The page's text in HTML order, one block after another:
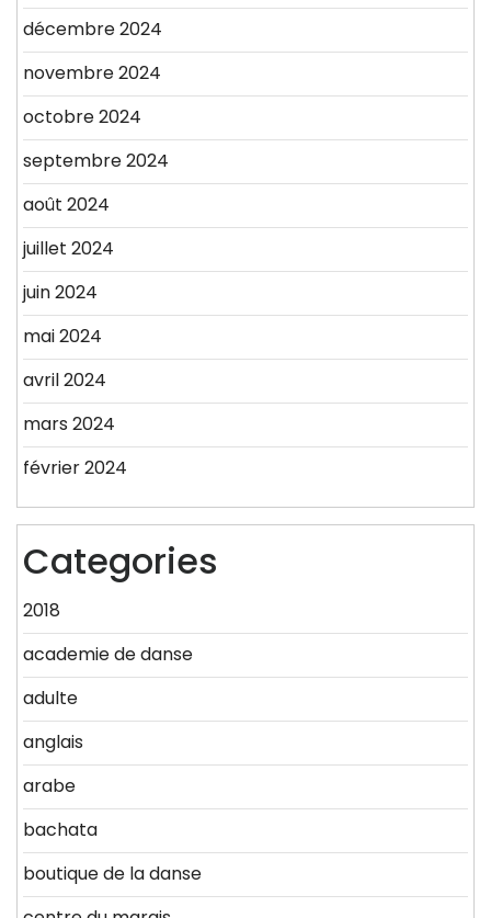
décembre 2024
novembre 2024
octobre 2024
septembre 2024
août 2024
juillet 2024
juin 2024
mai 2024
avril 2024
mars 2024
février 2024
Categories
2018
academie de danse
adulte
anglais
arabe
bachata
boutique de la danse